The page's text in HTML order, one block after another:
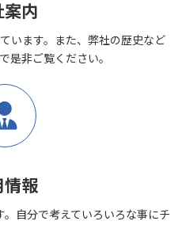
案内
います。また、弊社の歴史など
是非ご覧ください。
情報
自分で考えていろいろな事にチ